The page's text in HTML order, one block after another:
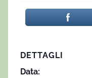
DETTAGLI
Data: